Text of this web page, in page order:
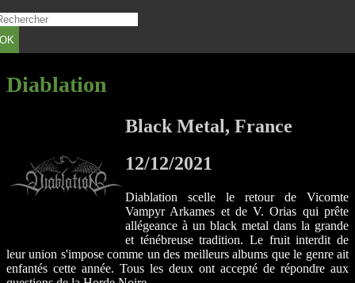
OK
Diablation
Black Metal, France
12/12/2021
Diablation scelle le retour de Vicomte
Vampyr Arkames et de V. Orias qui prête
allégeance à un black metal dans la grande
et ténébreuse tradition. Le fruit interdit de
leur union s'impose comme un des meilleurs albums que le genre ait
enfantés cette année. Tous les deux ont accepté de répondre aux